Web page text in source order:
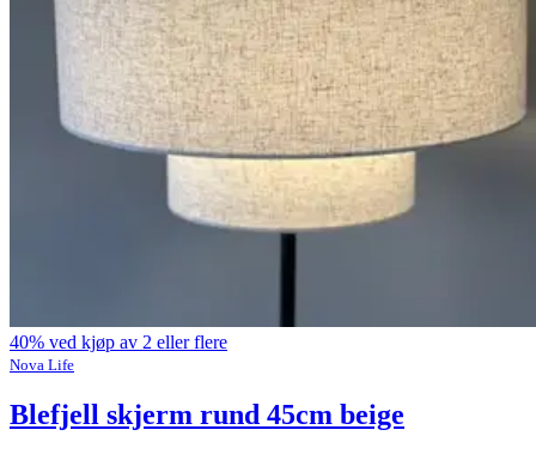
40% ved kjøp av 2 eller flere
Nova Life
Blefjell skjerm rund 45cm beige